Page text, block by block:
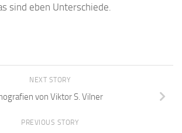
sind eben Unterschiede.
NEXT STORY
von Viktor S. Vilner
PREVIOUS STORY